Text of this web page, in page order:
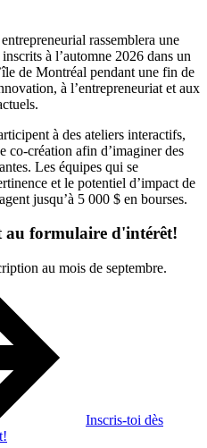
rassemblera une
à l’automne 2026 dans un
de Montréal pendant une fin de
à l’entrepreneuriat et aux
à des ateliers interactifs,
co-création afin d’imaginer des
Les équipes qui se
et le potentiel d’impact de
jusqu’à 5 000 $ en bourses.
au formulaire d'intérêt!
au mois de septembre.
Inscris-toi dès